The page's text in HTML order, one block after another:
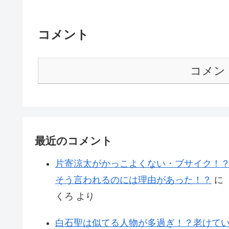
コメント
コメン
最近のコメント
片寄涼太がかっこよくない・ブサイク！？
そう言われるのには理由があった！？ に
くろ より
白石聖は似てる人物が多過ぎ！？老けてい